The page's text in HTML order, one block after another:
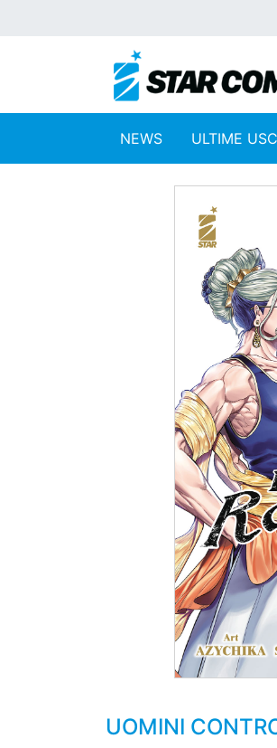
NEWS ULTIME
UOMINI